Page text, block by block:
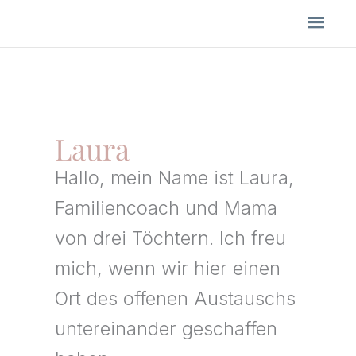
springen
Laura
Hallo, mein Name ist Laura,
Familiencoach und Mama
von drei Töchtern. Ich freu
mich, wenn wir hier einen
Ort des offenen Austauschs
untereinander geschaffen